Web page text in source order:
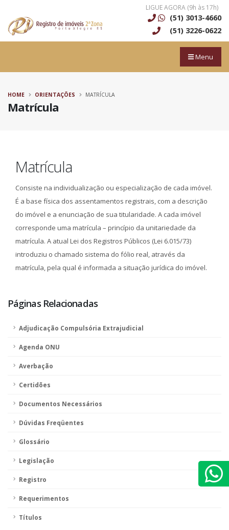
LIGUE AGORA (9h às 17h)
(51) 3013-4660
(51) 3226-0622
Menu
Matrícula
HOME ORIENTAÇÕES MATRÍCULA
Matrícula
Consiste na individualização ou especialização de cada imóvel.
É a base física dos assentamentos registrais, com a descrição
do imóvel e a enunciação de sua titularidade. A cada imóvel
corresponde uma matrícula – princípio da unitariedade da
matrícula. A atual Lei dos Registros Públicos (Lei 6.015/73)
introduziu o chamado sistema do fólio real, através da
matrícula, pela qual é informada a situação jurídica do imóvel.
Páginas Relacionadas
Adjudicação Compulsória Extrajudicial
Agenda ONU
Averbação
Certidões
Documentos Necessários
Dúvidas Freqüentes
Glossário
Legislação
Registro
Requerimentos
Títulos